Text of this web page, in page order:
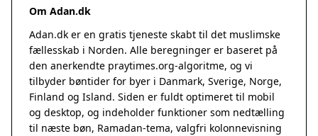
Om Adan.dk
Adan.dk er en gratis tjeneste skabt til det muslimske
fællesskab i Norden. Alle beregninger er baseret på
den anerkendte praytimes.org-algoritme, og vi
tilbyder bøntider for byer i Danmark, Sverige, Norge,
Finland og Island. Siden er fuldt optimeret til mobil
og desktop, og indeholder funktioner som nedtælling
til næste bøn, Ramadan-tema, valgfri kolonnevisning